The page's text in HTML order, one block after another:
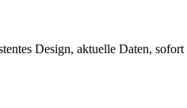
Design, aktuelle Daten,